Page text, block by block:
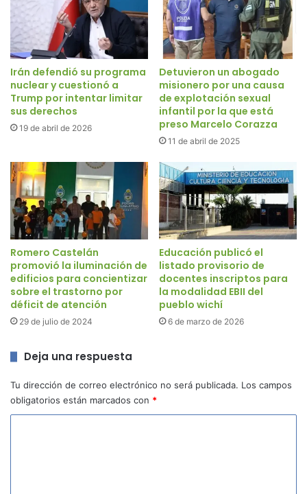
Irán defendió su programa
nuclear y cuestionó a
Trump por intentar limitar
sus derechos
19 de abril de 2026
Detuvieron un abogado
misionero por una causa
de explotación sexual
infantil por la que está
preso Marcelo Corazza
11 de abril de 2025
Romero Castelán
promovió la iluminación de
edificios para concientizar
sobre el trastorno por
déficit de atención
29 de julio de 2024
Educación publicó el
listado provisorio de
docentes inscriptos para
la modalidad EBII del
pueblo wichí
6 de marzo de 2026
Deja una respuesta
Tu dirección de correo electrónico no será publicada. Los campos
obligatorios están marcados con *